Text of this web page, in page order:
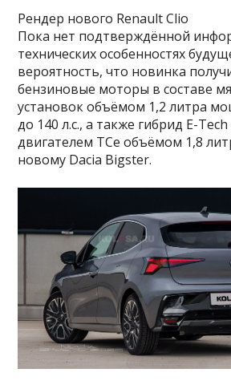
Рендер нового Renault Clio
Пока нет подтверждённой
технических особенностях
вероятность, что новинка
бензиновые моторы в составе
установок объёмом 1,2 литра
до 140 л.с., а также гибрид E-
двигателем TCe объёмом 1,8
новому Dacia Bigster.